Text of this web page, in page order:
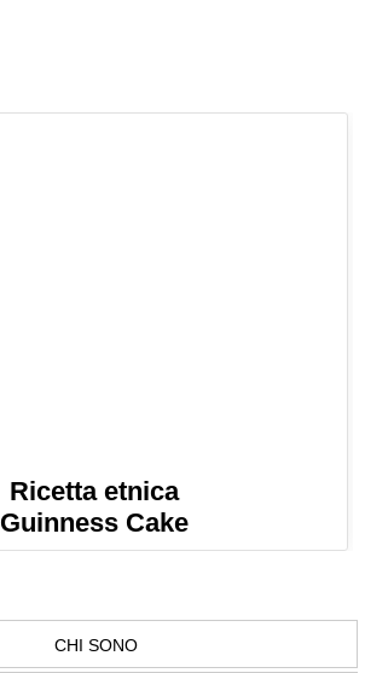
Ricetta etnica
Guinness Cake
CHI SONO